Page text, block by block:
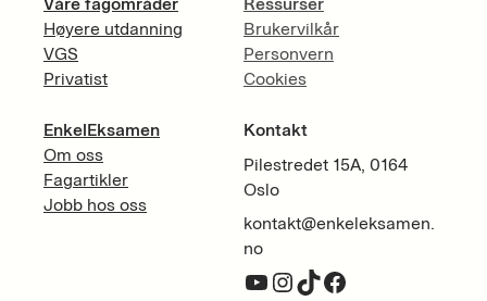
Høyere utdanning
VGS
Privatist
EnkelEksamen
Om oss
Fagartikler
Jobb hos oss
Brukervilkår
Personvern
Cookies
Kontakt
Pilestredet 15A, 0164
Oslo
kontakt@enkeleksamen.
no
YouTube InstagramTikTok Facebook